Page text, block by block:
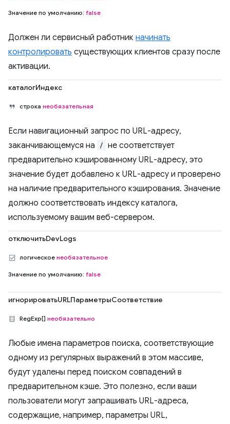
Значение по умолчанию: false
Должен ли сервисный работник начинать
контролировать существующих клиентов сразу после
активации.
каталогИндекс
строка необязательная
Если навигационный запрос по URL-адресу,
заканчивающемуся на / не соответствует
предварительно кэшированному URL-адресу, это
значение будет добавлено к URL-адресу и проверено
на наличие предварительного кэширования. Значение
должно соответствовать индексу каталога,
используемому вашим веб-сервером.
отключитьDevLogs
логическое необязательное
Значение по умолчанию: false
игнорироватьURLПараметрыСоответствие
RegExp[] необязательно
Любые имена параметров поиска, соответствующие
одному из регулярных выражений в этом массиве,
будут удалены перед поиском совпадений в
предварительном кэше. Это полезно, если ваши
пользователи могут запрашивать URL-адреса,
содержащие, например, параметры URL,